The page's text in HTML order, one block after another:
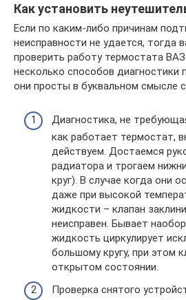
Как установить
Если по каким-либо причинам
неисправности не удается, тогда
проверить работу термостата
несколько способов диагностики
они просты в буквальном смысле
Диагностика, не
как работает термостат,
действуем. Достаемся
радиатора и трогаем
круг). В случае когда они
даже при высокой
жидкости – клапан
неисправен. Бывает
жидкость циркулирует
большому кругу, при этом
открытом состоянии.
Проверка снятого